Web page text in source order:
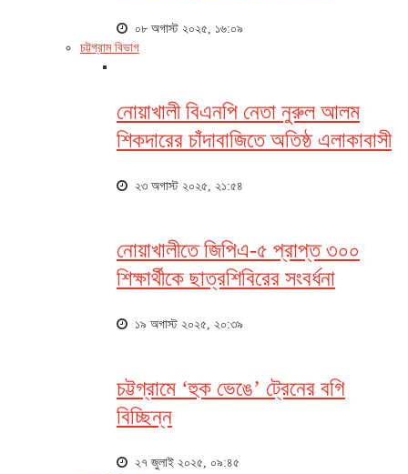
০৮ অগাস্ট ২০২৫, ১৬:০৯
চট্টগ্রাম বিভাগ
নোয়াখালী বিএনপি নেতা নুরুল আলম
শিকদারের চাঁদাবাজিতে অতিষ্ঠ এলাকাবাসী
২৩ অগাস্ট ২০২৫, ২১:৫৪
নোয়াখালীতে জিপিএ-৫ প্রাপ্ত ৩০০
শিক্ষার্থীকে ছাত্রশিবিরের সংবর্ধনা
১৯ অগাস্ট ২০২৫, ২০:৩৯
চট্টগ্রামে ‘হুক ভেঙে’ ট্রেনের বগি
বিচ্ছিন্ন
২৭ জুলাই ২০২৫, ০৯:৪৫